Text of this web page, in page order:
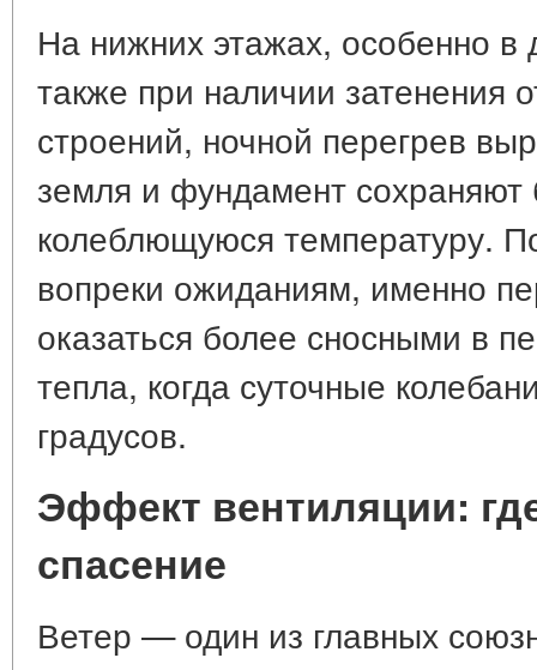
На нижних этажах, особенно
также при наличии затенения
строений, ночной перегрев
земля и фундамент
колеблющуюся температуру.
вопреки ожиданиям, именно
оказаться более сносными в
тепла, когда суточные
градусов.
Эффект вентиляции:
спасение
Ветер — один из главных